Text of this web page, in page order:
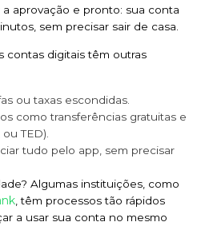
aprovação e pronto: sua conta
sem precisar sair de casa.
contas digitais têm outras
ou taxas escondidas.
como transferências gratuitas e
TED).
tudo pelo app, sem precisar
Algumas instituições, como
, têm processos tão rápidos
a usar sua conta no mesmo